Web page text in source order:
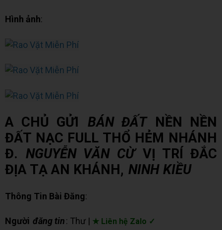
Hình ảnh:
A CHỦ GỬI BÁN ĐẤTNỀN NỀN
ĐẤT NẠC FULL THỔ HẺM NHÁNH
Đ. NGUYỄN VĂN CỪVỊ TRÍ ĐẮC
ĐỊA TẠ AN KHÁNH, NINH KIỀU
Thông Tin Bài Đăng:
Người đăng tin: Thư | ★ Liên hệ Zalo ✓